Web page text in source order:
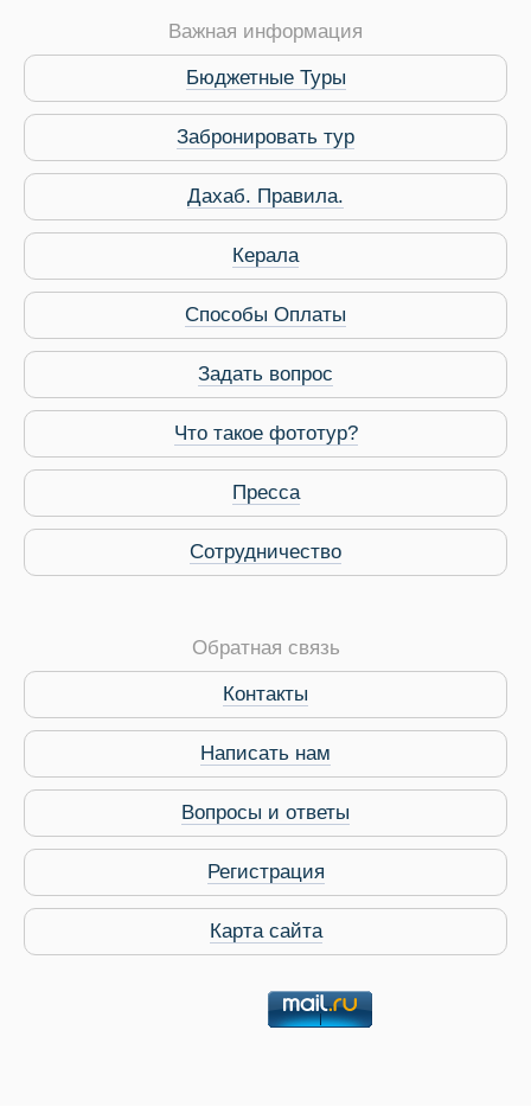
Важная информация
Бюджетные Туры
Забронировать тур
Дахаб. Правила.
Керала
Способы Оплаты
Задать вопрос
Что такое фототур?
Пресса
Сотрудничество
Обратная связь
Контакты
Написать нам
Вопросы и ответы
Регистрация
Карта сайта